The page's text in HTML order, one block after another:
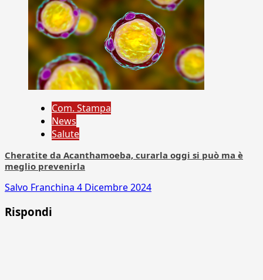
Com. Stampa
News
Salute
Cheratite da Acanthamoeba, curarla oggi si può ma è
meglio prevenirla
Salvo Franchina 4 Dicembre 2024
Rispondi